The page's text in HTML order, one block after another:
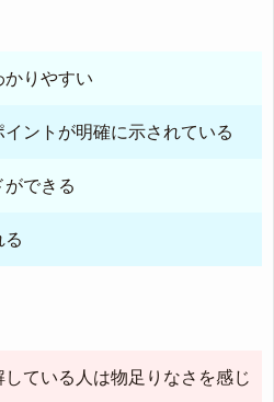
りやすい
ントが明確に示されている
できる
る
ている人は物足りなさを感じ